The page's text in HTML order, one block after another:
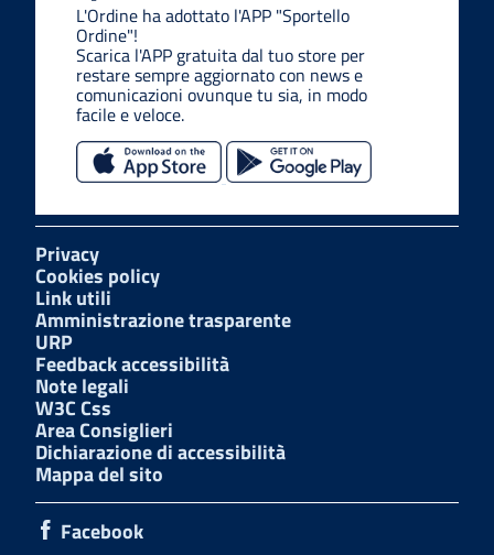
L'Ordine ha adottato l'APP "Sportello
Ordine"!
Scarica l'APP gratuita dal tuo store per
restare sempre aggiornato con news e
comunicazioni ovunque tu sia, in modo
facile e veloce.
Privacy
Cookies policy
Link utili
Amministrazione trasparente
URP
Feedback accessibilità
Note legali
W3C Css
Area Consiglieri
Dichiarazione di accessibilità
Mappa del sito
Facebook